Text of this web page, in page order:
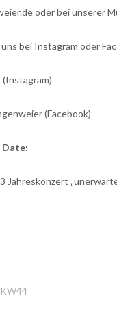
oder bei unserer
bei Instagram oder
(Facebook)
Date:
Jahreskonzert